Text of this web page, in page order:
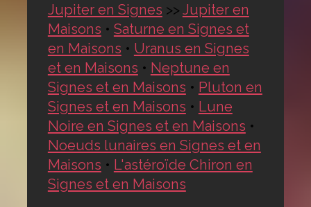
Jupiter en Signes >> Jupiter en
Maisons • Saturne en Signes et
en Maisons • Uranus en Signes
et en Maisons • Neptune en
Signes et en Maisons • Pluton en
Signes et en Maisons • Lune
Noire en Signes et en Maisons •
Noeuds lunaires en Signes et en
Maisons • L'astéroïde Chiron en
Signes et en Maisons